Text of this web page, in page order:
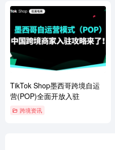
TikTok Shop墨西哥跨境自运
营(POP)全面开放入驻
跨境资讯